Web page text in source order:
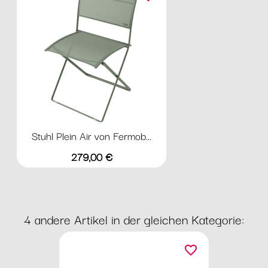
Stuhl Plein Air von Fermob...
Preis
279,00 €
4 andere Artikel in der gleichen Kategorie:
favorite_border